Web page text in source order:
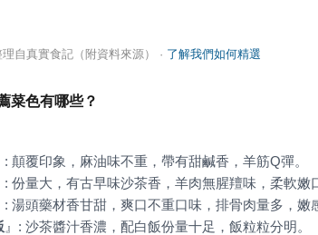
自真實食記（附資料來源） · 了解我們如何精選
菜色有哪些？
』